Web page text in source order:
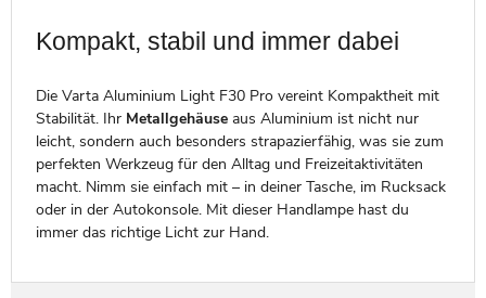
Kompakt, stabil und immer dabei
Die Varta Aluminium Light F30 Pro vereint Kompaktheit mit
Stabilität. Ihr Metallgehäuseaus Aluminium ist nicht nur
leicht, sondern auch besonders strapazierfähig, was sie zum
perfekten Werkzeug für den Alltag und Freizeitaktivitäten
macht. Nimm sie einfach mit – in deiner Tasche, im Rucksack
oder in der Autokonsole. Mit dieser Handlampe hast du
immer das richtige Licht zur Hand.